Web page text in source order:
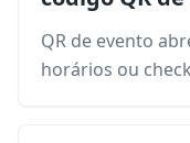
QR de evento
horários ou